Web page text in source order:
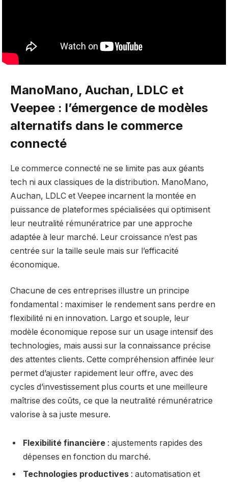
ManoMano, Auchan, LDLC et
Veepee : l’émergence de modèles
alternatifs dans le commerce
connecté
Le commerce connecté ne se limite pas aux géants
tech ni aux classiques de la distribution. ManoMano,
Auchan, LDLC et Veepee incarnent la montée en
puissance de plateformes spécialisées qui optimisent
leur neutralité rémunératrice par une approche
adaptée à leur marché. Leur croissance n’est pas
centrée sur la taille seule mais sur l’efficacité
économique.
Chacune de ces entreprises illustre un principe
fondamental : maximiser le rendement sans perdre en
flexibilité ni en innovation. Largo et souple, leur
modèle économique repose sur un usage intensif des
technologies, mais aussi sur la connaissance précise
des attentes clients. Cette compréhension affinée leur
permet d’ajuster rapidement leur offre, avec des
cycles d’investissement plus courts et une meilleure
maîtrise des coûts, ce que la neutralité rémunératrice
valorise à sa juste mesure.
Flexibilité financière : ajustements rapides des
dépenses en fonction du marché.
Technologies productives : automatisation et